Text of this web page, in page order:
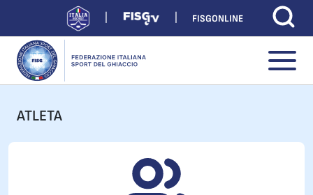
FISGONLINE
ATLETA